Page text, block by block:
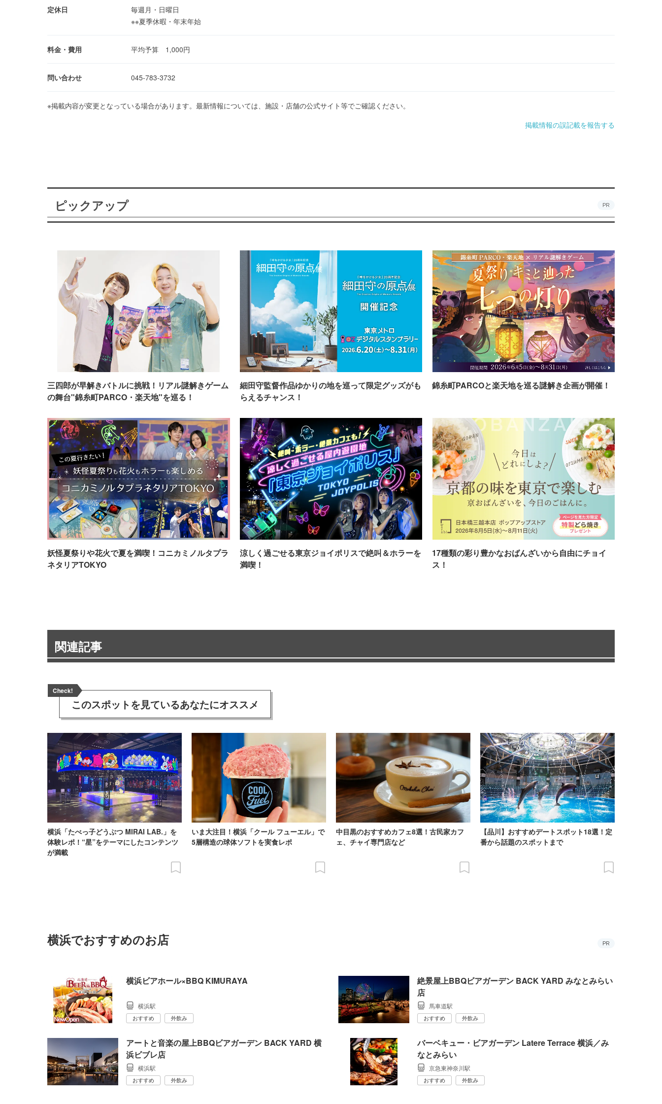
定休日
毎週月・日曜日
※※夏季休暇・年末年始
料金・費用 平均予算 1,000円
問い合わせ 045-783-3732
※掲載内容が変更となっている場合があります。最新情報については、施設・店舗の公式サイト等でご確認ください。
掲載情報の誤記載を報告する
ピックアップ PR
三四郎が早解きバトルに挑戦！リアル謎解きゲーム
の舞台"錦糸町PARCO・楽天地"を巡る！
細田守監督作品ゆかりの地を巡って限定グッズがも
らえるチャンス！
錦糸町PARCOと楽天地を巡る謎解き企画が開催！
妖怪夏祭りや花火で夏を満喫！コニカミノルタプラ
ネタリアTOKYO
涼しく過ごせる東京ジョイポリスで絶叫＆ホラーを
満喫！
17種類の彩り豊かなおばんざいから自由にチョイ
ス！
関連記事
Check!
このスポットを見ているあなたにオススメ
横浜「たべっ子どうぶつ MIRAI LAB.」を
体験レポ！“星”をテーマにしたコンテンツ
が満載
いま大注目！横浜「クール フューエル」で
5層構造の球体ソフトを実食レポ
中目黒のおすすめカフェ8選！古民家カフ
ェ、チャイ専門店など
【品川】おすすめデートスポット18選！定
番から話題のスポットまで
横浜でおすすめのお店 PR
横浜ビアホール×BBQ KIMURAYA
横浜駅
おすすめ 外飲み
絶景屋上BBQビアガーデン BACK YARD みなとみらい
店
馬車道駅
おすすめ 外飲み
アートと音楽の屋上BBQビアガーデン BACK YARD 横
浜ビブレ店
横浜駅
おすすめ 外飲み
バーベキュー・ビアガーデン Latere Terrace 横浜／み
なとみらい
京急東神奈川駅
おすすめ 外飲み